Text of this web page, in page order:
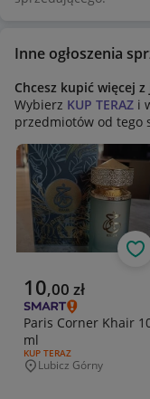
Inne ogłoszenia
Chcesz kupić więcej
Wybierz KUP TERAZ i
przedmiotów od tego
Aktualna cena
10,00 zł
Paris Corner Khair
ml
RODZAJ OFERTY:
KUP TERAZ
Miejscowość
Lubicz Górny